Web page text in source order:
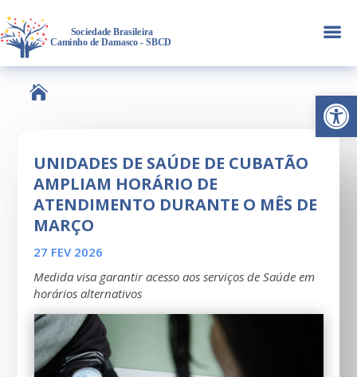
Abrir
a

UNIDADES DE SAÚDE DE CUBATÃO
AMPLIAM HORÁRIO DE
ATENDIMENTO DURANTE O MÊS DE
MARÇO
27 FEV 2026
Medida visa garantir acesso aos serviços de Saúde em
horários alternativos